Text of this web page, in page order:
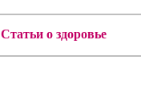
Статьи о здоровье